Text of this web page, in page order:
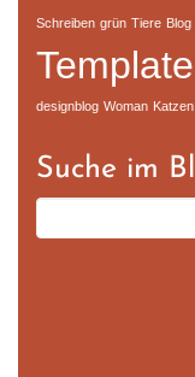
Schreiben grün Tiere Blog
Template
designblog Woman Katzen
Suche im